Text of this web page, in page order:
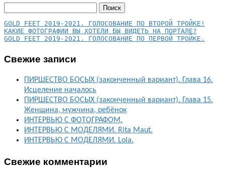
КАКИЕ ФОТОГРАФИИ ВЫ ХОТЕЛИ БЫ ВИДЕТЬ НА ПОРТАЛЕ?
GOLD FEET 2019-2021. ГОЛОСОВАНИЕ ПО ПЕРВОЙ ТРОЙКЕ.
Свежие записи
ПИРШЕСТВО БОСЫХ (законченный вариант). Глава 16.
Исцеление началось
ПИРШЕСТВО БОСЫХ (законченный вариант). Глава 15.
Женщина, мужчина, ребёнок
ИНТЕРВЬЮ С ФОТОГРАФОМ.
ИНТЕРВЬЮ С МОДЕЛЯМИ. Rita Maut.
ИНТЕРВЬЮ С МОДЕЛЯМИ. Lola.
Свежие комментарии